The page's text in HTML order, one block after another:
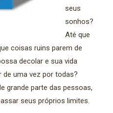
seus
sonhos?
Até que
coisas ruins parem de
decolar e sua vida
de uma vez por todas?
grande parte das pessoas,
seus próprios limites.